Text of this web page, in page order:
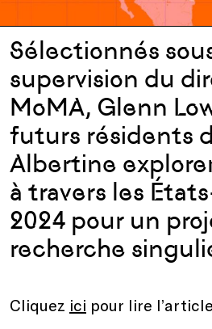
Sélectionnés
supervision du
MoMA, Glenn
futurs résidents
Albertine
à travers les
2024 pour un
recherche
Cliquez ici pour lire